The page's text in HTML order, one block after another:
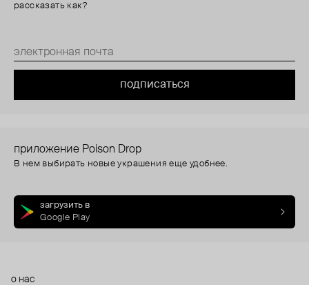
рассказать как?
подписаться
приложение Poison Drop
В нем выбирать новые украшения еще удобнее.
загрузить в
Google Play
о нас